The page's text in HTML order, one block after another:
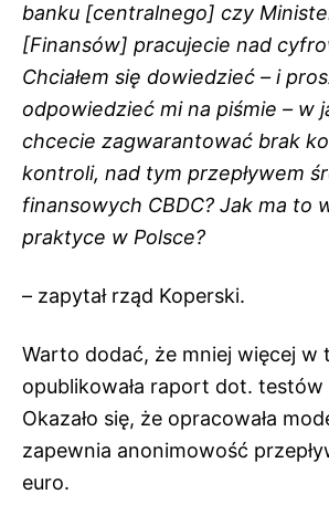
banku [centralnego] czy
[Finansów] pracujecie nad
Chciałem się dowiedzieć – i
odpowiedzieć mi na piśmie – w
chcecie zagwarantować brak
kontroli, nad tym przepływem
finansowych CBDC? Jak ma to
praktyce w Polsce?
– zapytał rząd Koperski.
Warto dodać, że mniej więcej w
opublikowała raport dot. testów
Okazało się, że opracowała
zapewnia anonimowość
euro.